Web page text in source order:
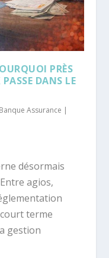
PRÈS
DANS LE
Banque Assurance |
désormais
agios,
terme
gestion